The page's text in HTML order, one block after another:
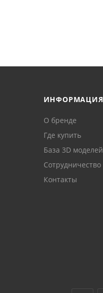
ИНФОРМАЦИЯ
О бренде
Где купить
База 3D моделей
Сотрудничество
Контакты